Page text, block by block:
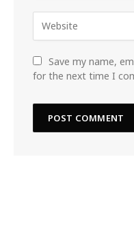
Save my name,
for the next time I